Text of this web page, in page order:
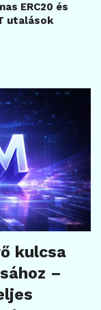
ERC20 és
utalások
kulcsa
–